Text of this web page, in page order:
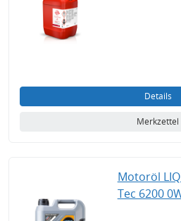
Details
Merkzettel
Motoröl
Tec 6200